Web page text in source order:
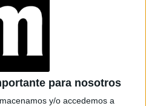
para nosotros
y/o accedemos a
Noticias
Parabrisas
Break BATimes